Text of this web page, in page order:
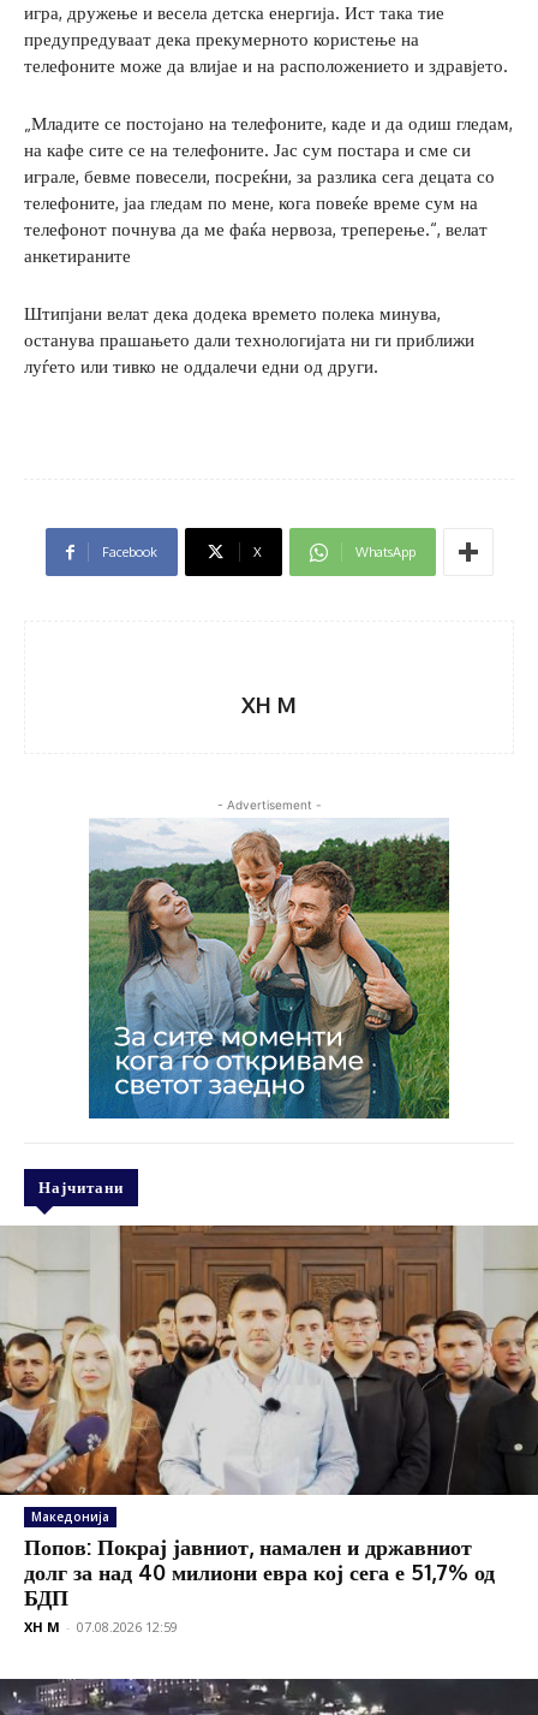
игра, дружење и весела детска енергија. Ист така тие
предупредуваат дека прекумерното користење на
телефоните може да влијае и на расположението и здравјето.
„Младите се постојано на телефоните, каде и да одиш гледам,
на кафе сите се на телефоните. Јас сум постара и сме си
играле, бевме повесели, посреќни, за разлика сега децата со
телефоните, јаа гледам по мене, кога повеќе време сум на
телефонот почнува да ме фаќа нервоза, треперење.“, велат
анкетираните
Штипјани велат дека додека времето полека минува,
останува прашањето дали технологијата ни ги приближи
луѓето или тивко не оддалечи едни од други.
Facebook X WhatsApp
XH M
- Advertisement -
Најчитани
Македонија
Попов: Покрај јавниот, намален и државниот
долг за над 40 милиони евра кој сега е 51,7% од
БДП
XH M - 07.08.2026 12:59